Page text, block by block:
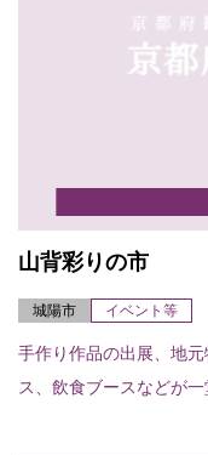
山背彩りの市
城陽市 イベント等
手作り作品の出展、地
ス、飲食ブースなどが